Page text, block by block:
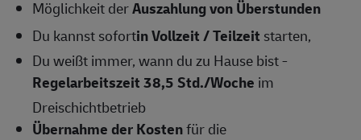
Möglichkeit derAuszahlung von Überstunden
Du kannst sofortin Vollzeit / Teilzeit starten,
Du weißt immer, wann du zu Hause bist -
Regelarbeitszeit 38,5 Std./Woche im
Dreischichtbetrieb
Übernahme der Kostenfür die